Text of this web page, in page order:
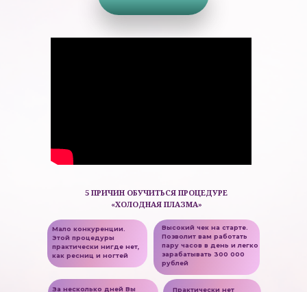
5 ПРИЧИН ОБУЧИТЬСЯ ПРОЦЕДУРЕ
«ХОЛОДНАЯ ПЛАЗМА»
Высокий чек на старте.
Позволит вам работать
пару часов в день и легко
зарабатывать 300 000
рублей
За несколько дней Вы
Мало конкуренции.
Этой процедуры
практически нигде нет,
как ресниц и ногтей
Практически нет